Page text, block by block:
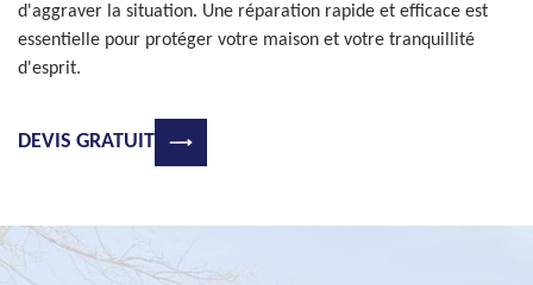
d'aggraver la situation. Une réparation rapide et efficace est
essentielle pour protéger votre maison et votre tranquillité
d'esprit.
DEVIS GRATUIT